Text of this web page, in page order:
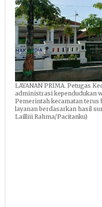
LAYANAN PRIMA. Petugas
administrasi kependudukan
Pemerintah kecamatan terus
layanan berdasarkan hasil
Lailliii Rahma/Pacitanku)